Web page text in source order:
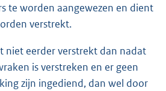
te worden aangewezen en dient
verstrekt.
niet eerder verstrekt dan nadat
is verstreken en er geen
zijn ingediend, dan wel door